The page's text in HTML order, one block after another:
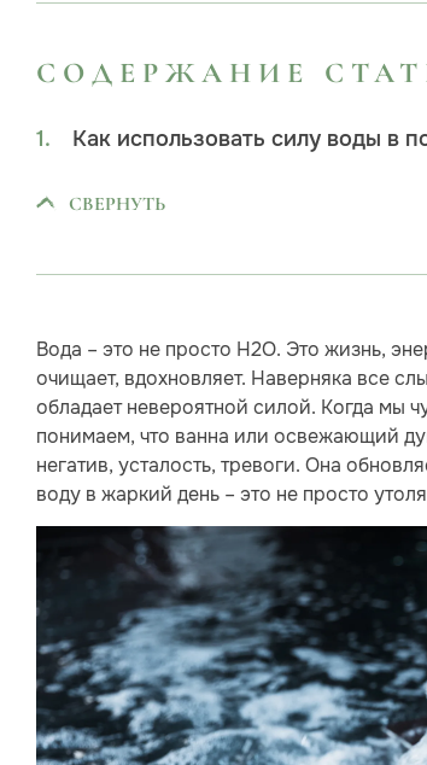
СОДЕРЖАНИЕ
Как использовать силу воды в
СВЕРНУТЬ
Вода – это не просто H2O. Это жизнь,
очищает, вдохновляет. Наверняка все
обладает невероятной силой. Когда мы
понимаем, что ванна или освежающий
негатив, усталость, тревоги. Она
воду в жаркий день – это не просто